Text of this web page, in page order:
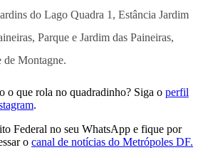
do Lago Quadra 1, Estância Jardim
Parque e Jardim das Paineiras,
Montagne.
o que rola no quadradinho? Siga o perfil
.
Federal no seu WhatsApp e fique por
o canal de notícias do Metrópoles DF.